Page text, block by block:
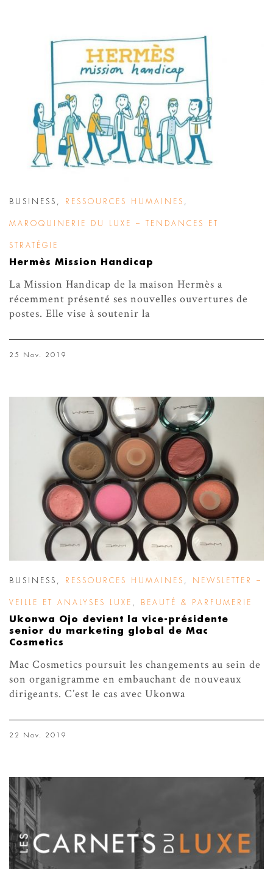
BUSINESS , RESSOURCES HUMAINES ,
MAROQUINERIE DU LUXE – TENDANCES ET
STRATÉGIE
Hermès Mission Handicap
La Mission Handicap de la maison Hermès a
récemment présenté ses nouvelles ouvertures de
postes. Elle vise à soutenir la
25 Nov. 2019
BUSINESS RESSOURCES HUMAINES NEWSLETTER –
VEILLE ET ANALYSES LUXE BEAUTÉ & PARFUMERIE
Ukonwa Ojo devient la vice-présidente
senior du marketing global de Mac
Cosmetics
Mac Cosmetics poursuit les changements au sein de
son organigramme en embauchant de nouveaux
dirigeants. C’est le cas avec Ukonwa
22 Nov. 2019